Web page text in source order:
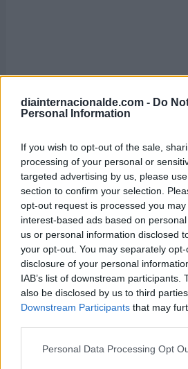
diainternacionalde.com - Do
Personal Information
If you wish to opt-out of the sale,
processing of your personal or
targeted advertising by us, please
section to confirm your selection.
opt-out request is processed you
interest-based ads based on
us or personal information disclosed
your opt-out. You may separately
disclosure of your personal
IAB’s list of downstream participants.
also be disclosed by us to third
Downstream Participants that may
Personal Data Processing Opt
Día Internacional del
Femenino
8 de agosto de 2026